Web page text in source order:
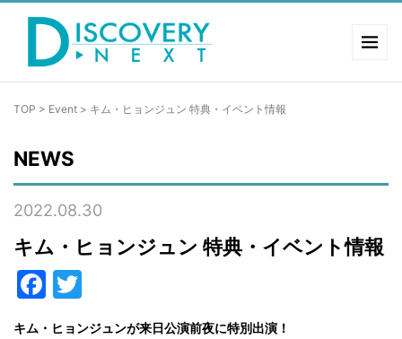
TOP > Event > キム・ヒョンジュン 特典・イベント情報
NEWS
2022.08.30
キム・ヒョンジュン 特典・イベント情報
Facebook
キム・ヒョンジュンが来日公演前夜に特別出演！